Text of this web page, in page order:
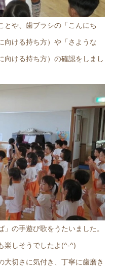
とや、歯ブラシの「こんにち
向ける持ち方）や「さような
向ける持ち方）の確認をしまし
の手遊び歌をうたいました。
楽しそうでしたよ(^-^)
大切さに気付き、丁寧に歯磨き